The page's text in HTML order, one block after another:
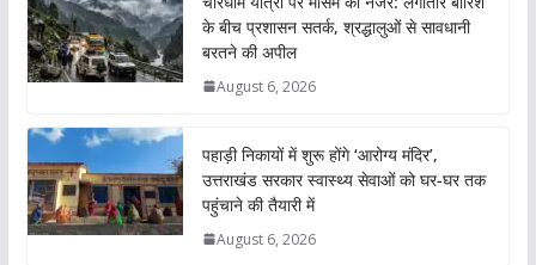
के बीच प्रशासन सतर्क, श्रद्धालुओं से सावधानी
बरतने की अपील
August 6, 2026
पहाड़ी निकायों में शुरू होंगे ‘आरोग्य मंदिर’,
उत्तराखंड सरकार स्वास्थ्य सेवाओं को घर-घर तक
पहुंचाने की तैयारी में
August 6, 2026